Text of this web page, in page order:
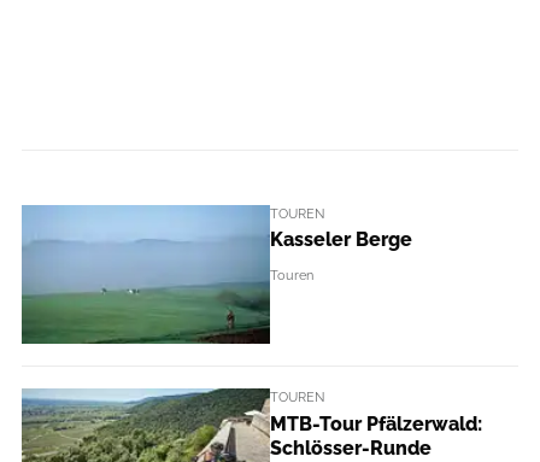
TOUREN
Kasseler Berge
Touren
TOUREN
MTB-Tour Pfälzerwald:
Schlösser-Runde